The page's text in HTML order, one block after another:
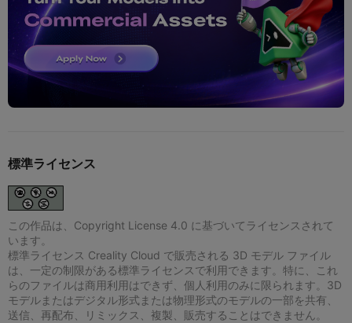
標準ライセンス
この作品は、Copyright License 4.0 に基づいてライセンスされて
います。
標準ライセンス Creality Cloud で販売される 3D モデル ファイル
は、一定の制限がある標準ライセンスで利用できます。特に、これ
らのファイルは商用利用はできず、個人利用のみに限られます。3D
モデルまたはデジタル形式または物理形式のモデルの一部を共有、
送信、再配布、リミックス、複製、販売することはできません。